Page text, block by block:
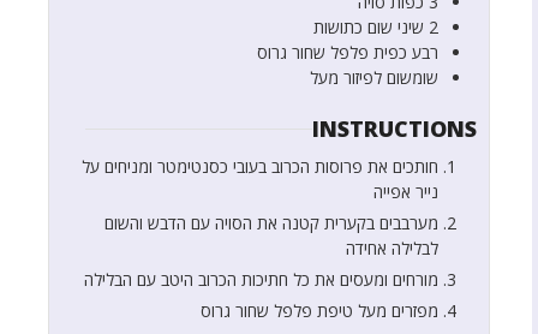
2 שיני שום כתושות
רבע כפית פלפל שחור גרוס
שומשום לפיזור מעל
INSTRUCTIONS
חותכים את פרוסות הכרוב בעובי כסנטימטר ומניחים על
נייר אפייה
מערבבים בקערית קטנה את הסויה עם הדבש והשום
לבלילה אחידה
מורחים ומעסים את כל חתיכות הכרוב היטב עם הבלילה
מפזרים מעל טיפת פלפל שחור גרוס